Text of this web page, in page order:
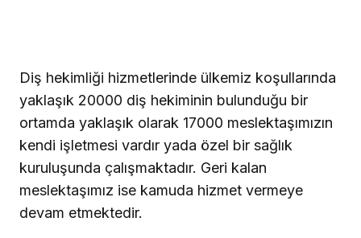
Diş hekimliği hizmetlerinde ülkemiz koşullarında
yaklaşık 20000 diş hekiminin bulunduğu bir
ortamda yaklaşık olarak 17000 meslektaşımızın
kendi işletmesi vardır yada özel bir sağlık
kuruluşunda çalışmaktadır. Geri kalan
meslektaşımız ise kamuda hizmet vermeye
devam etmektedir.